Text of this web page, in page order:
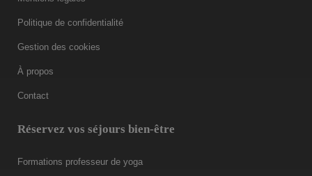
Politique de confidentialité
Gestion des cookies
À propos
Contact
Réservez vos séjours bien-être
Formations professeur de yoga